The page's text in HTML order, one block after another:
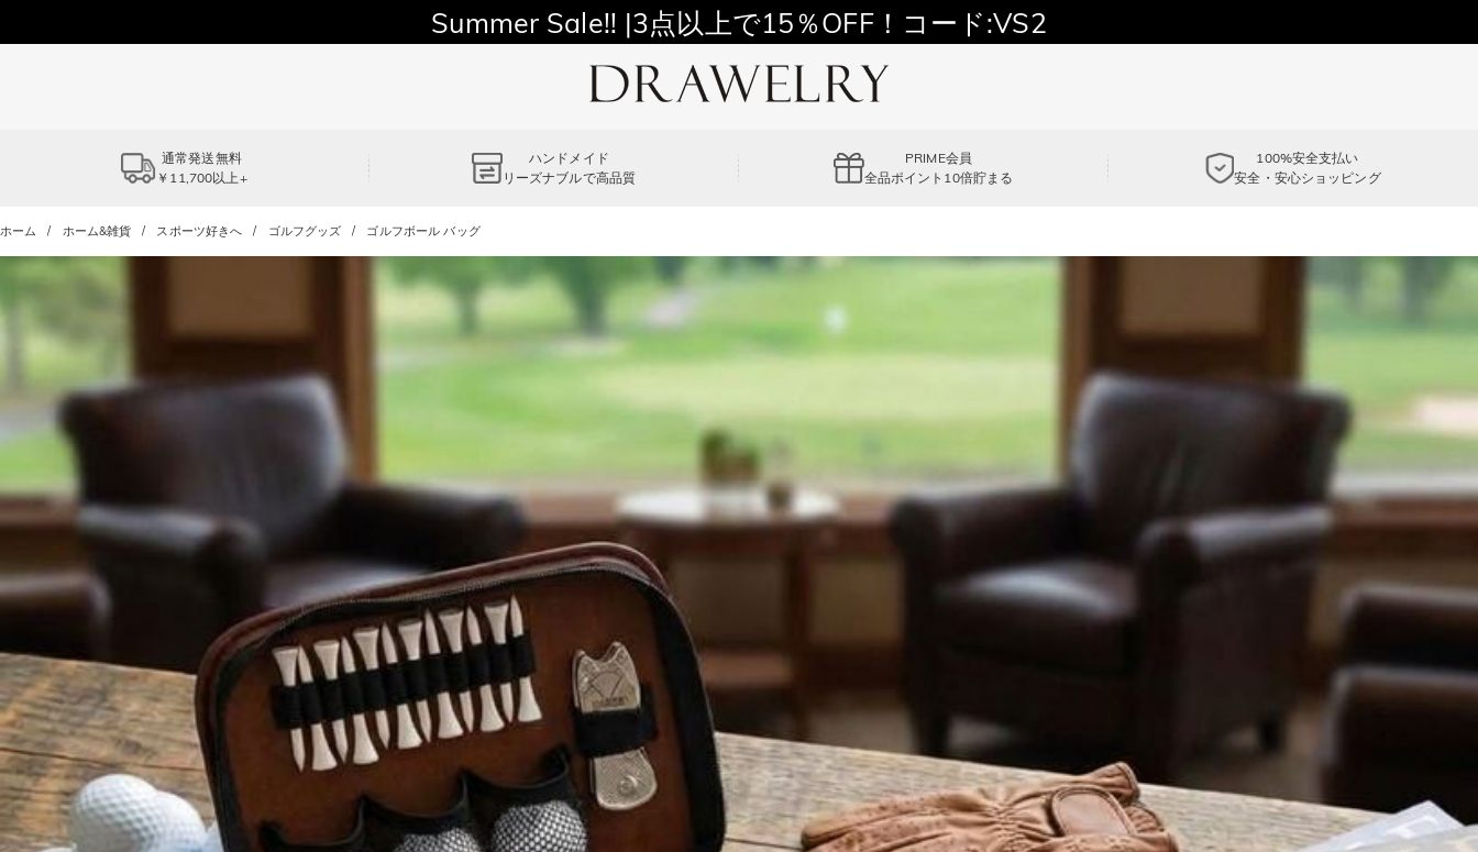
11,700円以上通常配送無料！
Summer Sale!! |3点以上で15％OFF！コード:VS2
通常発送無料
￥11,700以上+
ハンドメイド
リーズナブルで高品質
PRIME会員
全品ポイント10倍貯まる
100%安全支払い
安全・安心ショッピング
ホーム ホーム&雑貨 スポーツ好きへ ゴルフグッズ ゴルフボール バッグ